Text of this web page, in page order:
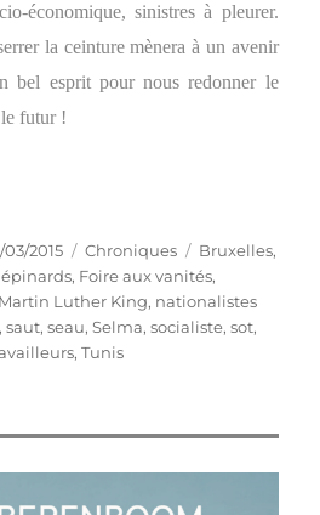
économique, sinistres à pleurer.
la ceinture mènera à un avenir
bel esprit pour nous redonner le
futur !
03/2015 Catégories
Chroniques Étiquettes
Bruxelles,
épinards, Foire aux vanités,
Martin Luther King, nationalistes
,saut,seau,Selma,socialiste,sot,
,Tunis